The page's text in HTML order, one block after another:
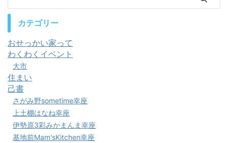
カテゴリー
おせっかい家って
わくわくイベント
大市
住まい
己書
さがみ野sometime幸座
上土棚はなね幸座
伊勢原3彩みかまんま幸座
基地前Mam'sKitchen幸座